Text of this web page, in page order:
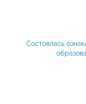
Состоялась